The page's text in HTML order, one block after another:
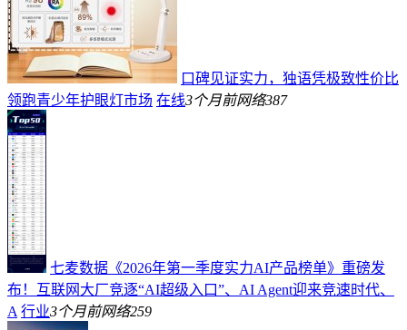
口碑见证实力，独语凭极致性价比
领跑青少年护眼灯市场 在线3个月前网络387
七麦数据《2026年第一季度实力AI产品榜单》重磅发
布！互联网大厂竞逐“AI超级入口”、AI Agent迎来竞速时代、
A 行业3个月前网络259